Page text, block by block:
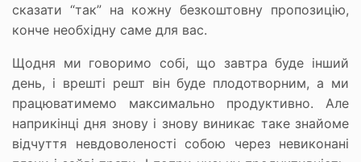
сказати “так” на кожну безкоштовну пропозицію,
конче необхідну саме для вас.
Щодня ми говоримо собі, що завтра буде інший
день, і врешті решт він буде плодотворним, а ми
працюватимемо максимально продуктивно. Але
наприкінці дня знову і знову виникає таке знайоме
відчуття невдоволеності собою через невиконані